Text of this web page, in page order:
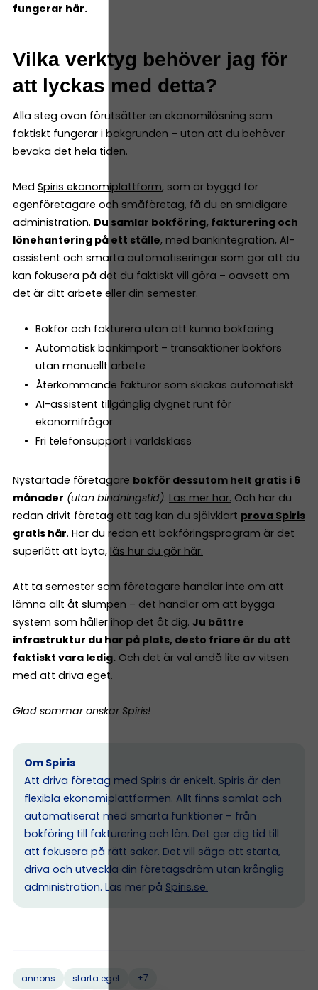
fungerar här.
Vilka verktyg behöver jag för
att lyckas med detta?
Alla steg ovan förutsätter en ekonomilösning som
faktiskt fungerar i bakgrunden – utan att du behöver
bevaka det hela tiden.
Med Spiris ekonomiplattform, som är byggd för
egenföretagare och småföretag, få du en smidigare
administration. Du samlar bokföring, fakturering och
lönehantering på ett ställe, med bankintegration, AI-
assistent och smarta automatiseringar som gör att du
kan fokusera på det du faktiskt vill göra – oavsett om
det är ditt arbete eller din semester.
Bokför och fakturera utan att kunna bokföring
Automatisk bankimport – transaktioner bokförs
utan manuellt arbete
Återkommande fakturor som skickas automatiskt
AI-assistent tillgänglig dygnet runt för
ekonomifrågor
Fri telefonsupport i världsklass
Nystartade företagare bokför dessutom helt gratis i 6
månader (utan bindningstid). Läs mer här. Och har du
redan drivit företag ett tag kan du självklart prova Spiris
gratis här. Har du redan ett bokföringsprogram är det
superlätt att byta, läs hur du gör här.
Att ta semester som företagare handlar inte om att
lämna allt åt slumpen – det handlar om att bygga
system som håller ihop det åt dig. Ju bättre
infrastruktur du har på plats, desto friare är du att
faktiskt vara ledig. Och det är väl ändå lite av vitsen
med att driva eget.
Glad sommar önskar Spiris!
Om Spiris
Att driva företag med Spiris är enkelt. Spiris är den
flexibla ekonomiplattformen. Allt finns samlat och
automatiserat med smarta funktioner – från
bokföring till fakturering och lön. Det ger dig tid till
att fokusera på rätt saker. Det vill säga att starta,
driva och utveckla din företagsdröm utan krånglig
administration. Läs mer på Spiris.se.
annons starta eget +7